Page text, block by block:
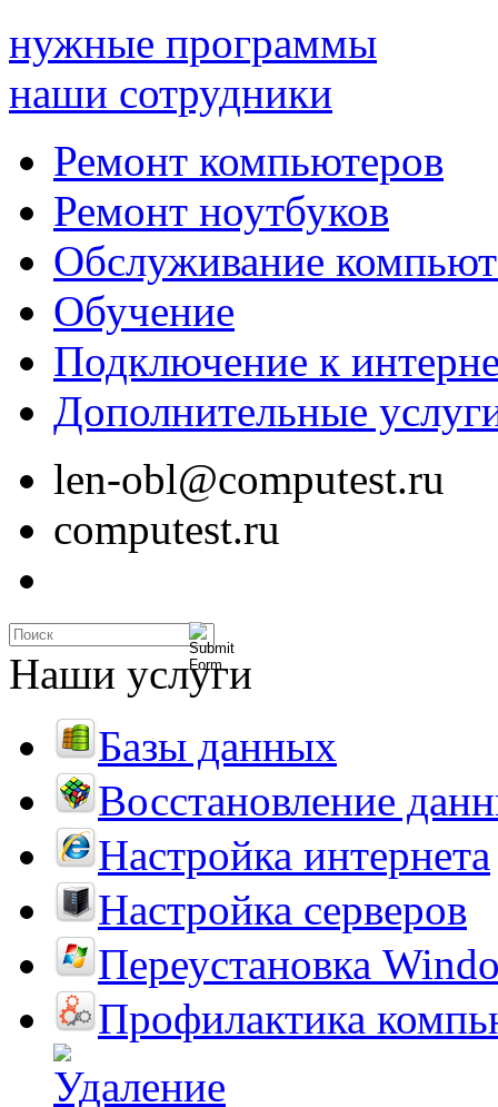
нужные программы
наши сотрудники
Ремонт компьютеров
Ремонт ноутбуков
Обслуживание
Обучение
Подключение к
Дополнительные
len-obl@computest.ru
computest.ru
Наши услуги
Базы данных
Восстановление
Настройка интернета
Настройка серверов
Переустановка
Профилактика